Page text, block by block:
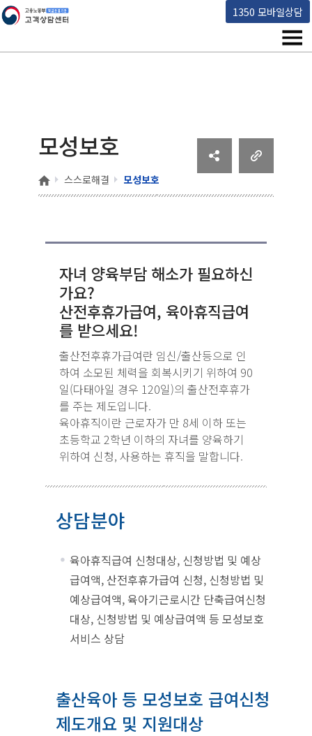
1350 모바일상담
고용노동부 책임운영기관 고객상담센터
메
모성보호
홈 스스로해결 모성보호
자녀 양육부담 해소가 필요하신
가요?
산전후휴가급여, 육아휴직급여
를 받으세요!
출산전후휴가급여란 임신/출산등으로 인
하여 소모된 체력을 회복시키기 위하여 90
일(다태아일 경우 120일)의 출산전후휴가
를 주는 제도입니다.
육아휴직이란 근로자가 만 8세 이하 또는
초등학교 2학년 이하의 자녀를 양육하기
위하여 신청, 사용하는 휴직을 말합니다.
상담분야
육아휴직급여 신청대상, 신청방법 및 예상
급여액, 산전후휴가급여 신청, 신청방법 및
예상급여액, 육아기근로시간 단축급여신청
대상, 신청방법 및 예상급여액 등 모성보호
서비스 상담
출산육아 등 모성보호 급여신청
제도개요 및 지원대상